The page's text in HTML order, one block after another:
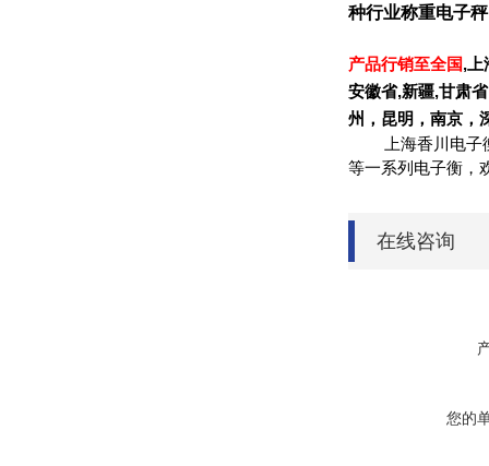
种行业称重电子
产品行销至全国,
安徽省,新疆,甘肃省
州，昆明，南京，
上海香川电
等一系列电子衡，
在线咨询
您的